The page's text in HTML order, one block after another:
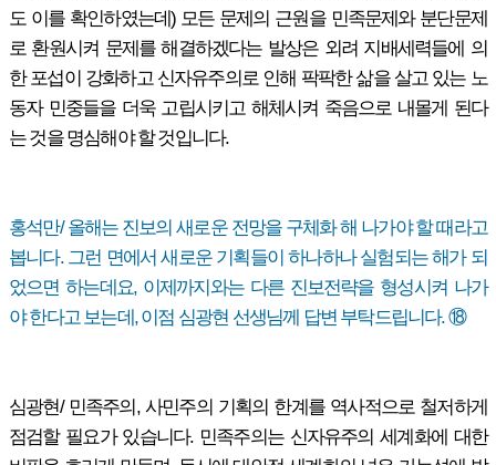
도 이를 확인하였는데) 모든 문제의 근원을 민족문제와 분단문제
로 환원시켜 문제를 해결하겠다는 발상은 외려 지배세력들에 의
한 포섭이 강화하고 신자유주의로 인해 팍팍한 삶을 살고 있는 노
동자 민중들을 더욱 고립시키고 해체시켜 죽음으로 내몰게 된다
는 것을 명심해야 할 것입니다.
홍석만/ 올해는 진보의 새로운 전망을 구체화 해 나가야 할 때라고
봅니다. 그런 면에서 새로운 기획들이 하나하나 실험되는 해가 되
었으면 하는데요, 이제까지와는 다른 진보전략을 형성시켜 나가
야 한다고 보는데, 이점 심광현 선생님께 답변 부탁드립니다. ⑱
심광현/ 민족주의, 사민주의 기획의 한계를 역사적으로 철저하게
점검할 필요가 있습니다. 민족주의는 신자유주의 세계화에 대한